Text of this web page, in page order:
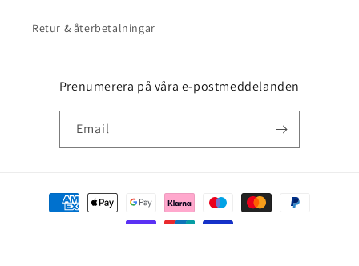
Retur & återbetalningar
Prenumerera på våra e-postmeddelanden
Email
Payment
methods